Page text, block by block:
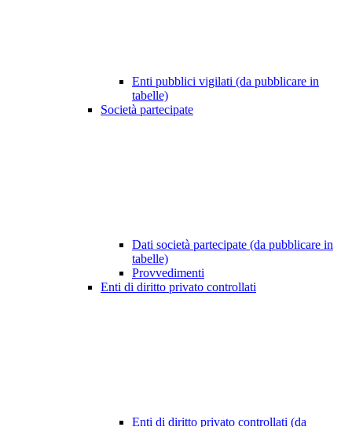
Enti pubblici vigilati (da pubblicare in
tabelle)
Società partecipate
Dati società partecipate (da pubblicare in
tabelle)
Provvedimenti
Enti di diritto privato controllati
Enti di diritto privato controllati (da